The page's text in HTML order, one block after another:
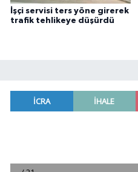
İşçi servisi ters yöne girerek
trafik tehlikeye düşürdü